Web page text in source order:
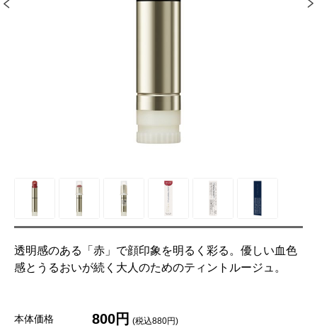
透明感のある「赤」で顔印象を明るく彩る。優しい血色
感とうるおいが続く大人のためのティントルージュ。
本体価格 800円 (税込880円)